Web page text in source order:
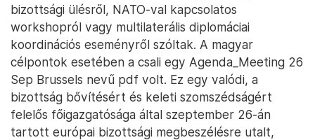
bizottsági ülésről, NATO-val kapcsolatos
workshopról vagy multilaterális diplomáciai
koordinációs eseményről szóltak. A magyar
célpontok esetében a csali egy Agenda_Meeting 26
Sep Brussels nevű pdf volt. Ez egy valódi, a
bizottság bővítésért és keleti szomszédságért
felelős főigazgatósága által szeptember 26-án
tartott európai bizottsági megbeszélésre utalt,